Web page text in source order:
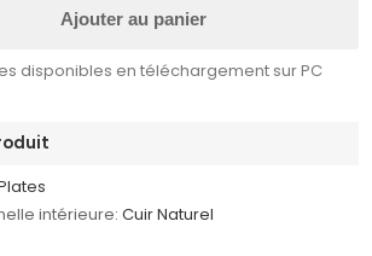
Ajouter au panier
disponibles en téléchargement sur PC
intérieure: Cuir Naturel